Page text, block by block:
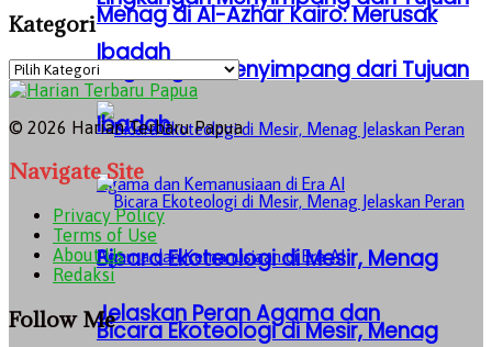
Ibadah
Bicara Ekoteologi di Mesir, Menag
Jelaskan Peran Agama dan
Menag di Al-Azhar Kairo: Merusak
Lingkungan Menyimpang dari Tujuan
Ibadah
Bicara Ekoteologi di Mesir, Menag
Kategori
Kategori
© 2026 Harian Terbaru Papua
Navigate Site
Privacy Policy
Terms of Use
About Us
Redaksi
Follow Me